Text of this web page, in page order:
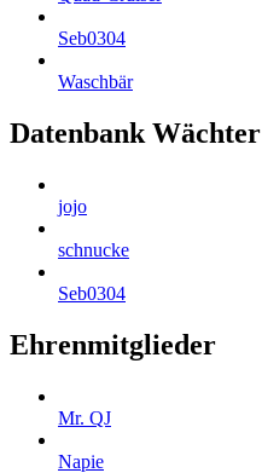
Seb0304
Waschbär
Datenbank Wächter
jojo
schnucke
Seb0304
Ehrenmitglieder
Mr. QJ
Napie